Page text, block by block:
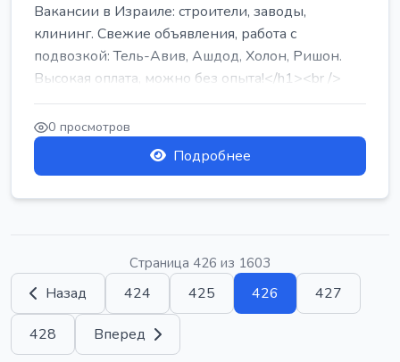
Вакансии в Израиле: строители, заводы,
клининг. Свежие объявления, работа с
подвозкой: Тель-Авив, Ашдод, Холон, Ришон.
Высокая оплата, можно без опыта!</h1><br />
...
0 просмотров
Подробнее
Страница 426 из 1603
Назад 424 425 426 427
428 Вперед